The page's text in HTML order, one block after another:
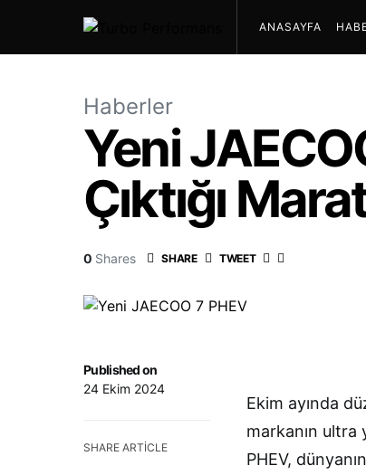
ANASAYFA
Haberler
Yeni
Çıktığı
0 Shares SHARE TWEET
Published on
24 Ekim 2024
SHARE ARTICLE
Ekim ayında
markanın ultra
PHEV,